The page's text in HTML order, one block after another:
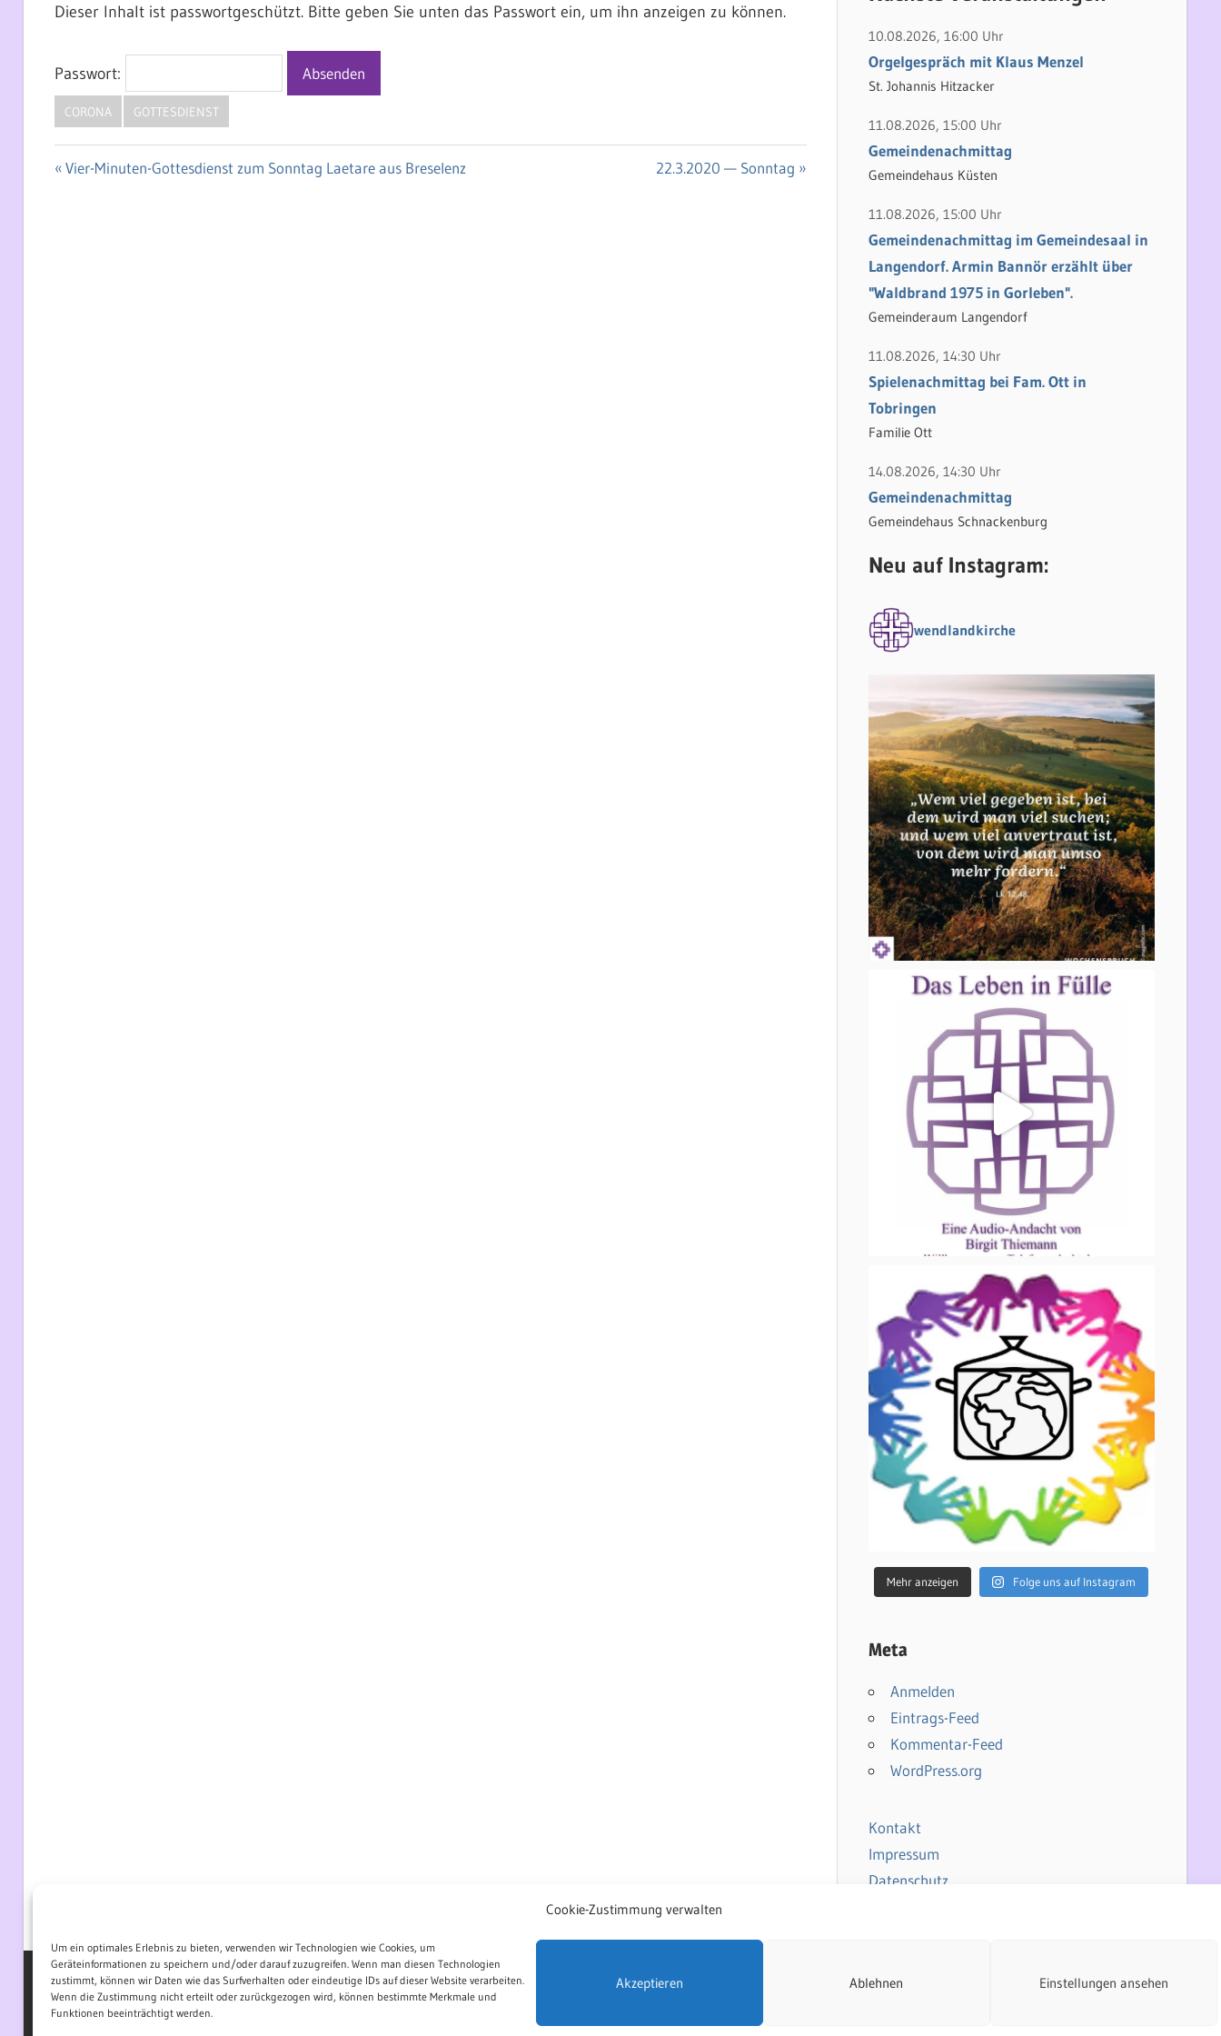
Cookie-Zustimmung verwalten
Um ein optimales Erlebnis zu bieten, verwenden wir Technologien wie Cookies, um
Geräteinformationen zu speichern und/oder darauf zuzugreifen. Wenn man diesen Technologien
zustimmt, können wir Daten wie das Surfverhalten oder eindeutige IDs auf dieser Website verarbeiten.
Wenn die Zustimmung nicht erteilt oder zurückgezogen wird, können bestimmte Merkmale und
Funktionen beeinträchtigt werden.
Akzeptieren Ablehnen Einstellungen ansehen
Dieser Inhalt ist passwortgeschützt. Bitte geben Sie unten das Passwort ein, um ihn anzeigen zu können.
Passwort:
CORONA GOTTESDIENST
Vorheriger
Vier-Minuten-Gottesdienst zum Sonntag Laetare aus Breselenz
Nächster
22.3.2020 — Sonntag
e
n
n
a
10.08.2026, 16:00 Uhr
Orgelgespräch mit Klaus Menzel
St. Johannis Hitzacker
11.08.2026, 15:00 Uhr
Gemeindenachmittag
Gemeindehaus Küsten
11.08.2026, 15:00 Uhr
Gemeindenachmittag im Gemeindesaal in
Langendorf. Armin Bannör erzählt über
"Waldbrand 1975 in Gorleben".
Gemeinderaum Langendorf
11.08.2026, 14:30 Uhr
Spielenachmittag bei Fam. Ott in
Tobringen
Familie Ott
14.08.2026, 14:30 Uhr
Gemeindenachmittag
Gemeindehaus Schnackenburg
Neu auf Instagram:
wendlandkirche
Mehr anzeigen Folge uns auf Instagram
Meta
Anmelden
Eintrags-Feed
Kommentar-Feed
WordPress.org
Kontakt
Impressum
Datenschutz
WordPress-Theme: Wellington von ThemeZee.